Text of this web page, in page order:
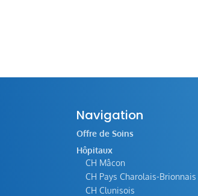
Navigation
Offre de Soins
Hôpitaux
CH Mâcon
CH Pays Charolais-Brionnais
CH Clunisois